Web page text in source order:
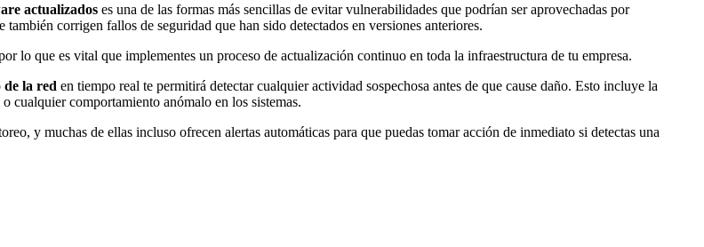
actualizados es una de las formas más sencillas de evitar vulnerabilidades que podrían ser aprovechadas por
corrigen fallos de seguridad que han sido detectados en versiones anteriores.
lo que es vital que implementes un proceso de actualización continuo en toda la infraestructura de tu empresa.
la red en tiempo real te permitirá detectar cualquier actividad sospechosa antes de que cause daño. Esto incluye la
cualquier comportamiento anómalo en los sistemas.
y muchas de ellas incluso ofrecen alertas automáticas para que puedas tomar acción de inmediato si detectas una